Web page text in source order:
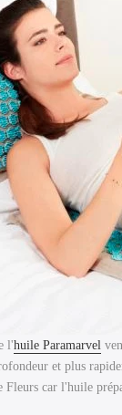
l'huile Paramarvel
et plus
Fleurs car l'huile